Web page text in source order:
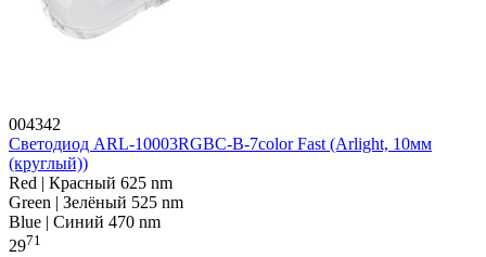
004342
Светодиод ARL-10003RGBC-B-7color Fast (Arlight, 10мм
(круглый))
Red | Красный 625 nm
Green | Зелёный 525 nm
Blue | Синий 470 nm
2971